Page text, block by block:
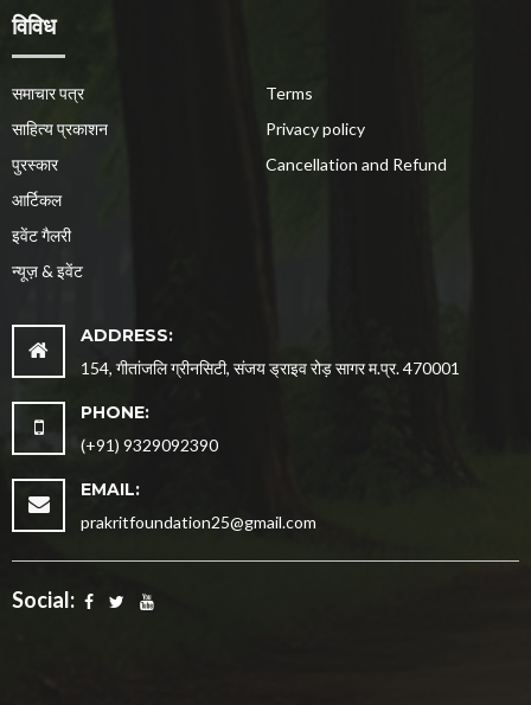
विविध
समाचार पत्र
साहित्य प्रकाशन
पुरस्कार
आर्टिकल
इवेंट गैलरी
न्यूज़ & इवेंट
Terms
Privacy policy
Cancellation and Refund
ADDRESS:
154, गीतांजलि ग्रीनसिटी, संजय ड्राइव रोड़ सागर म.प्र. 470001
PHONE:
(+91) 9329092390
EMAIL:
prakritfoundation25@gmail.com
Social: